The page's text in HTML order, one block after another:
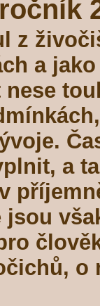
z
a
a
jsou
o